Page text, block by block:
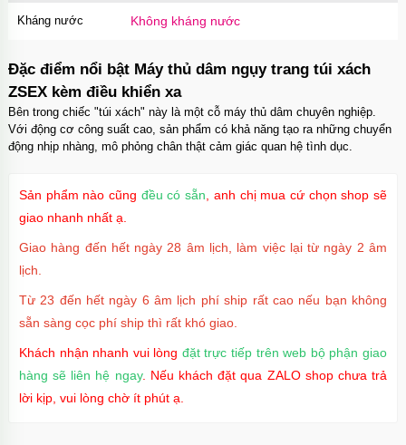
môn dễ dùng
MãDDT2trị giá500.000₫
MãD2TStrị giá500.000₫
Kháng nước Không kháng nước
Đặc điểm nổi bật Máy thủ dâm ngụy trang túi xách
ZSEX kèm điều khiển xa
Bên trong chiếc "túi xách" này là một cỗ máy thủ dâm chuyên nghiệp.
Với động cơ công suất cao, sản phẩm có khả năng tạo ra những chuyển
động nhịp nhàng, mô phỏng chân thật cảm giác quan hệ tình dục.
Sản phẩm nào cũng đều có sẵn , anh chị mua cứ chọn shop sẽ
giao nhanh nhất ạ.
Giao hàng đến hết ngày 28 âm lịch, làm việc lại từ ngày 2 âm
lịch.
Từ 23 đến hết ngày 6 âm lịch phí ship rất cao nếu bạn không
sẵn sàng cọc phí ship thì rất khó giao.
Khách nhận nhanh vui lòng đặt trực tiếp trên web bộ phận giao
hàng sẽ liên hệ ngay. Nếu khách đặt qua ZALO shop chưa trả
lời kịp, vui lòng chờ ít phút ạ.